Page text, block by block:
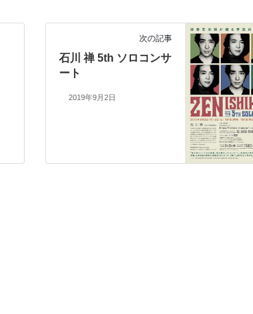
次の記事
石川 禅 5th ソロコンサ
ート
2019年9月2日